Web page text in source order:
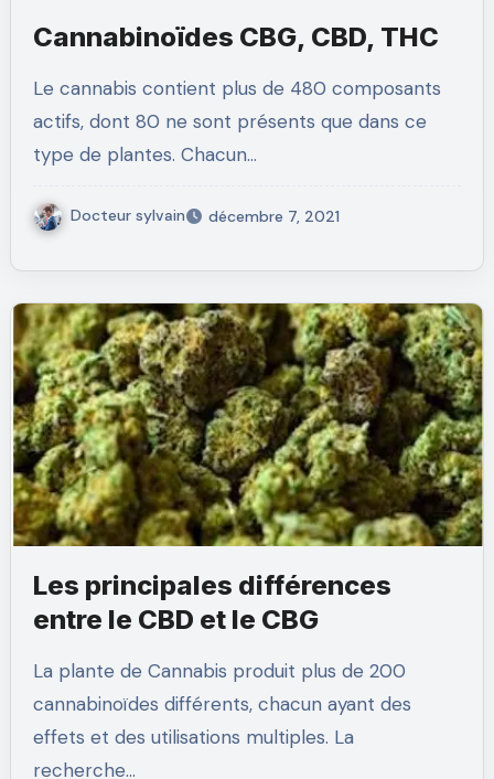
Cannabinoïdes CBG, CBD, THC
Le cannabis contient plus de 480 composants
actifs, dont 80 ne sont présents que dans ce
type de plantes. Chacun…
Docteur sylvain décembre 7, 2021
Les principales différences
entre le CBD et le CBG
La plante de Cannabis produit plus de 200
cannabinoïdes différents, chacun ayant des
effets et des utilisations multiples. La
recherche…